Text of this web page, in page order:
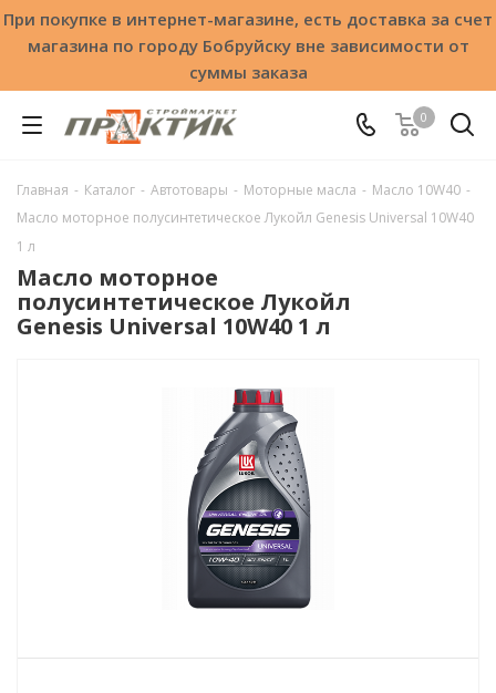
При покупке в интернет-магазине, есть доставка за счет
магазина по городу Бобруйску вне зависимости от
суммы заказа
0
Главная - Каталог - Автотовары - Моторные масла - Масло 10W40 -
Масло моторное полусинтетическое Лукойл Genesis Universal 10W40
1 л
Масло моторное
полусинтетическое Лукойл
Genesis Universal 10W40 1 л